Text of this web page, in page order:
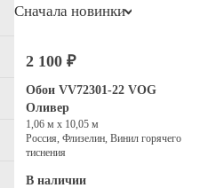
Сначала новинки
Выбор дизайнеров
2 100 ₽
Обои VV72301-22 VOG
Оливер
1,06 м х 10,05 м
Россия, Флизелин, Винил горячего
тиснения
В наличии